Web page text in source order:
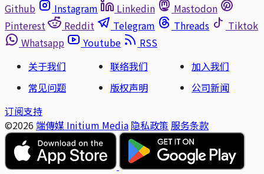
Github
Instagram Linkedin
Mastodon
Pinterest
Reddit Telegram Threads
Tiktok
Whatsapp
Youtube
RSS
关于我们
联络我们
加入我们
常见问题
版权声明
公司新闻
订阅支持
©2026 端傳媒 Initium Media 隐私政策 服务条款